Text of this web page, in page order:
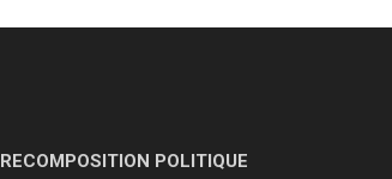
RECOMPOSITION POLITIQUE